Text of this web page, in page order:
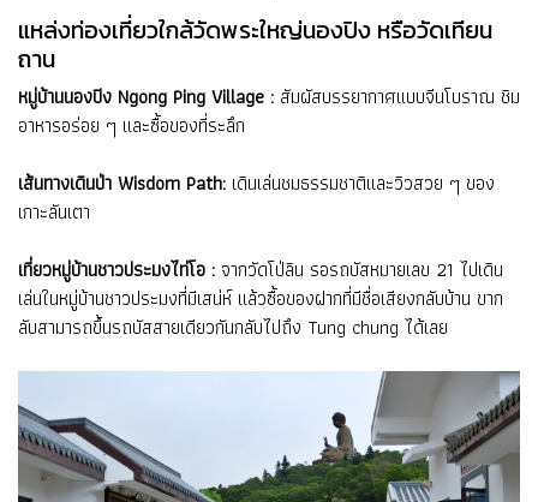
แหล่งท่องเที่ยวใกล้วัดพระใหญ่นองปิง หรือวัดเทียน
ถาน
หมู่บ้านนองปิง Ngong Ping Village : สัมผัสบรรยากาศแบบจีนโบราณ ชิม
อาหารอร่อย ๆ และซื้อของที่ระลึก
เส้นทางเดินป่า Wisdom Path: เดินเล่นชมธรรมชาติและวิวสวย ๆ ของ
เกาะลันเตา
เที่ยวหมู่บ้านชาวประมงไท่โอ : จากวัดโป่ลิน รอรถบัสหมายเลข 21 ไปเดิน
เล่นในหมู่บ้านชาวประมงที่มีเสน่ห์ แล้วซื้อของฝากที่มีชื่อเสียงกลับบ้าน ขาก
ลับสามารถขึ้นรถบัสสายเดียวกันกลับไปถึง Tung chung ได้เลย